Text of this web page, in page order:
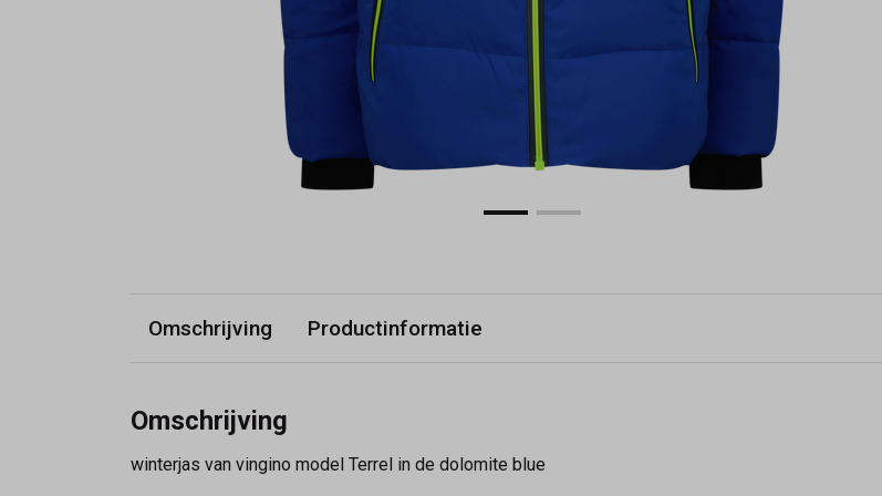
Omschrijving Productinformatie
Omschrijving
winterjas van vingino model Terrel in de dolomite blue